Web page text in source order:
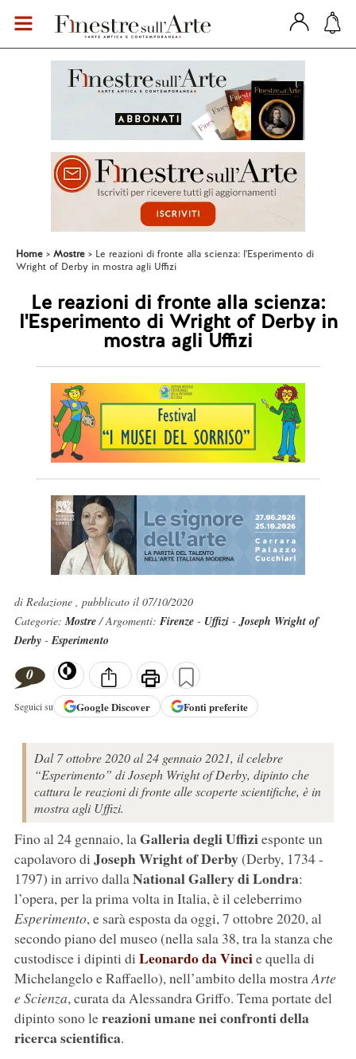
Home Mostre
Le reazioni di fronte alla scienza: l'Esperimento di
Wright of Derby in mostra agli Uffizi
Le reazioni di fronte alla scienza:
l'Esperimento di Wright of Derby in
mostra agli Uffizi
di Redazione , pubblicato il 07/10/2020
Categorie:Mostre/ Argomenti: Firenze- Uffizi-Joseph Wright of
Derby-Esperimento
0
Seguici su GoogleDiscover Fonti preferite
Dal 7 ottobre 2020 al 24 gennaio 2021, il celebre
“Esperimento” di Joseph Wright of Derby, dipinto che
cattura le reazioni di fronte alle scoperte scientifiche, è in
mostra agli Uffizi.
Fino al 24 gennaio, laGalleria degli Uffiziesponte un
capolavoro di Joseph Wright of Derby(Derby, 1734 -
1797) in arrivo dallaNational Gallery di Londra:
l’opera, per la prima volta in Italia, è il celeberrimo
Esperimento, e sarà esposta da oggi, 7 ottobre 2020, al
secondo piano del museo (nella sala 38, tra la stanza che
custodisce i dipinti di Leonardo da Vincie quella di
Michelangelo e Raffaello), nell’ambito della mostraArte
e Scienza, curata da Alessandra Griffo. Tema portate del
dipinto sono lereazioni umane nei confronti della
ricerca scientifica.